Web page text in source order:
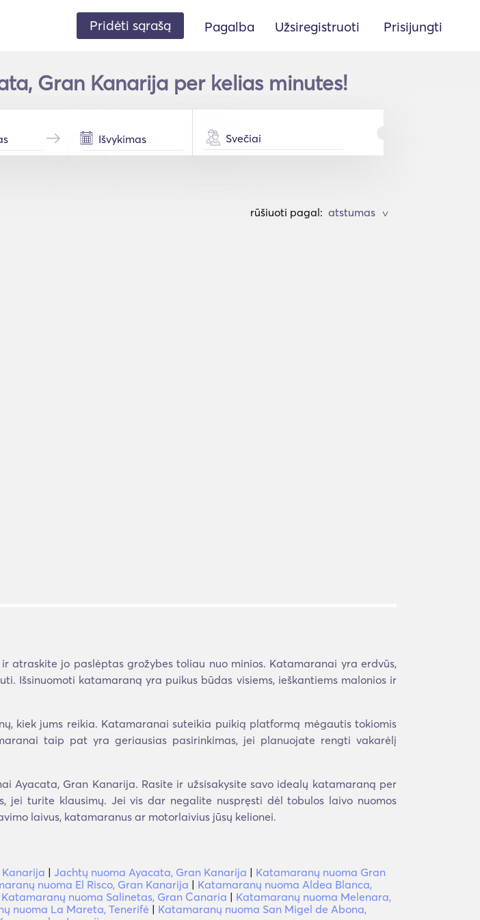
Pridėti sąrašą Pagalba Užsiregistruoti Prisijungti
Gran Kanarija per kelias minutes!
Svečiai
rūšiuoti pagal: >
atraskite jo paslėptas grožybes toliau nuo minios. Katamaranai yra erdvūs,
Išsinuomoti katamaraną yra puikus būdas visiems, ieškantiems malonios ir
kiek jums reikia. Katamaranai suteikia puikią platformą mėgautis tokiomis
taip pat yra geriausias pasirinkimas, jei planuojate rengti vakarėlį
Ayacata, Gran Kanarija. Rasite ir užsisakysite savo idealų katamaraną per
jei turite klausimų. Jei vis dar negalite nuspręsti dėl tobulos laivo nuomos
laivus, katamaranus ar motorlaivius jūsų kelionei.
| Jachtų nuoma Ayacata, Gran Kanarija | Katamaranų nuoma Gran
nuoma El Risco, Gran Kanarija | Katamaranų nuoma Aldea Blanca,
Katamaranų nuoma Salinetas, Gran Canaria | Katamaranų nuoma Melenara,
nuoma La Mareta, Tenerifė | Katamaranų nuoma San Migel de Abona,